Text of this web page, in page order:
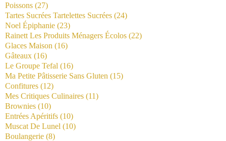
Poissons (27)
Tartes Sucrées Tartelettes Sucrées (24)
Noel Épiphanie (23)
Rainett Les Produits Ménagers Écolos (22)
Glaces Maison (16)
Gâteaux (16)
Le Groupe Tefal (16)
Ma Petite Pâtisserie Sans Gluten (15)
Confitures (12)
Mes Critiques Culinaires (11)
Brownies (10)
Entrées Apéritifs (10)
Muscat De Lunel (10)
Boulangerie (8)